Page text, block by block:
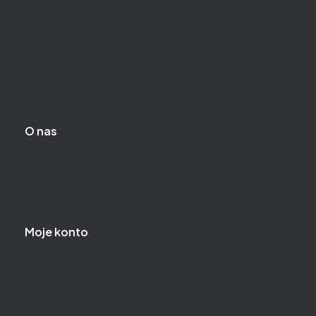
O nas
Moje konto